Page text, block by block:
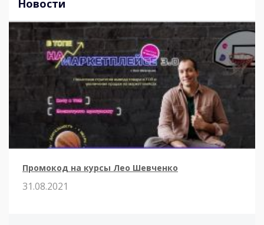
Новости
Промокод на курсы Лео Шевченко
31.08.2021